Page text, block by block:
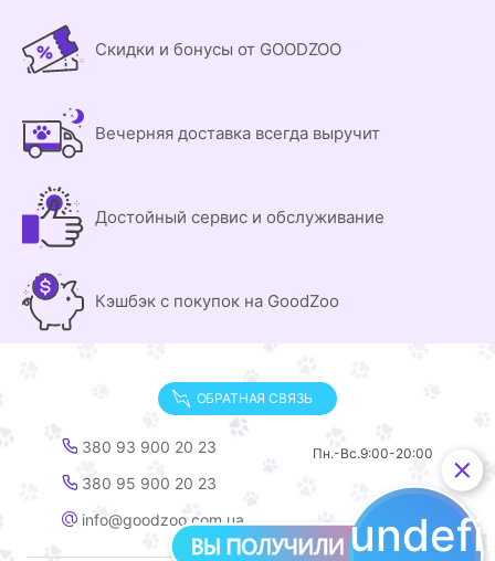
Скидки и бонусы от GOODZOO
Вечерняя доставка всегда выручит
Достойный сервис и обслуживание
Кэшбэк с покупок на GoodZoo
ОБРАТНАЯ СВЯЗЬ
380 93 900 20 23
380 95 900 20 23
info@goodzoo.com.ua
Пн.-Вс.9:00-20:00